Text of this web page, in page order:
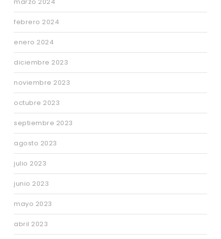
febrero 2024
enero 2024
diciembre 2023
noviembre 2023
octubre 2023
septiembre 2023
agosto 2023
julio 2023
junio 2023
mayo 2023
abril 2023